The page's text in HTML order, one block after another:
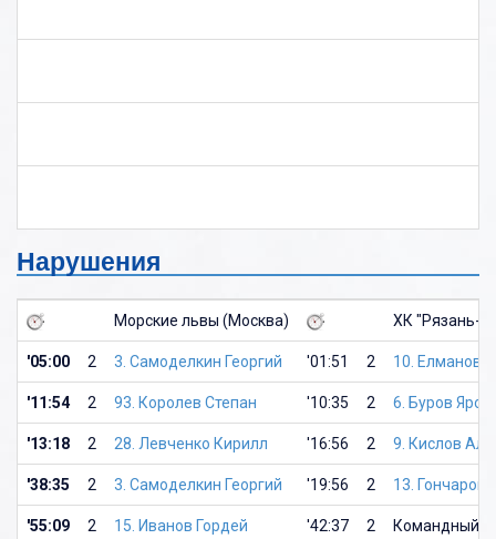
Нарушения
Морские львы (Москва) ХК "Рязань-
'05:00 2 3. Самоделкин Георгий '01:51 2 10. Елманов
'11:54 2 93. Королев Степан '10:35 2 6. Буров
'13:18 2 28. Левченко Кирилл '16:56 2 9. Кислов
'38:35 2 3. Самоделкин Георгий '19:56 2 13. Гончаров
'55:09 2 15. Иванов Гордей '42:37 2
Командный